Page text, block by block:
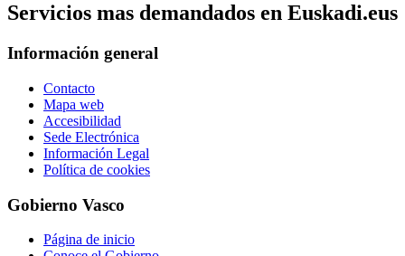
Servicios mas demandados en Euskadi.eus
Información general
Contacto
Mapa web
Accesibilidad
Sede Electrónica
Información Legal
Política de cookies
Gobierno Vasco
Página de inicio